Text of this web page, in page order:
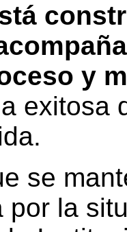
y
exitosa
se
por la